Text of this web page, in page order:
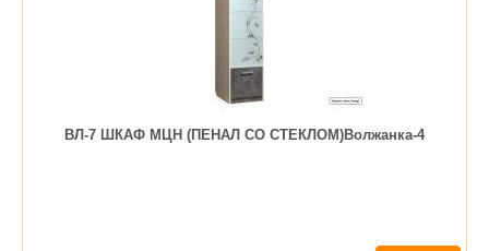
ВЛ-7 ШКАФ МЦН (ПЕНАЛ СО СТЕКЛОМ)Волжанка-4